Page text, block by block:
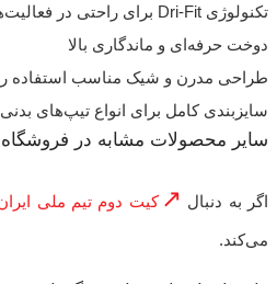
تکنولوژی Dri-Fit برای راحتی در فعالیت‌های ورزشی
دوخت حرفه‌ای و ماندگاری بالا
طراحی مدرن و شیک مناسب استفاده
سایزبندی کامل برای انواع تیپ‌های بدنی
سایر محصولات مشابه در فروشگاه
اگر به دنبال کیت دوم تیم ملی ایران
می‌کند.